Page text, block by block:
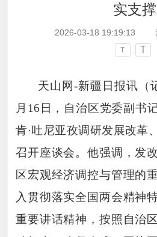
实支撑
2026-03-18 19:19:13
T T
天山网-新疆日报讯（
月 16 日，自治区党委副书
肯·吐尼亚孜调研发展改革
召开座谈会。他强调，发
区宏观经济调控与管理的
入贯彻落实全国两会精神
重要讲话精神，按照自治